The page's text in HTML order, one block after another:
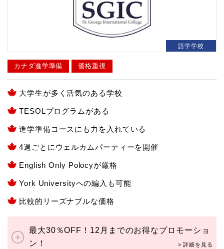
語学学校
カナダ進学準備 価格重視
大学生が多く活気のある学校
TESOLプログラムがある
進学準備コースにも力を入れている
4週ごとにウェルカムパーティーを開催
English Only Polocyが厳格
York Universityへの編入も可能
比較的リーズナブルな価格
最大30％OFF！12月までのお得なプロモーショ
ン！